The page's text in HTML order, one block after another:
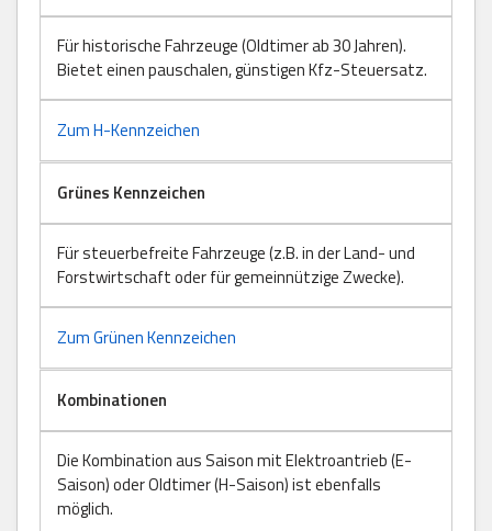
Für historische Fahrzeuge (Oldtimer ab 30 Jahren).
Bietet einen pauschalen, günstigen Kfz-Steuersatz.
Zum H-Kennzeichen
Grünes Kennzeichen
Für steuerbefreite Fahrzeuge (z.B. in der Land- und
Forstwirtschaft oder für gemeinnützige Zwecke).
Zum Grünen Kennzeichen
Kombinationen
Die Kombination aus Saison mit Elektroantrieb (E-
Saison) oder Oldtimer (H-Saison) ist ebenfalls
möglich.